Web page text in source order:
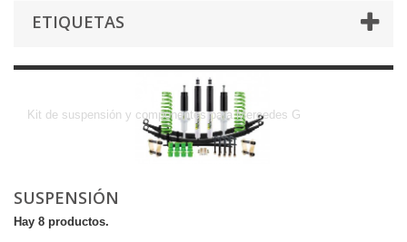
ETIQUETAS
SUSPENSIÓN
Kit de suspensión y componentes para Mercedes G
SUSPENSIÓN
Hay 8 productos.